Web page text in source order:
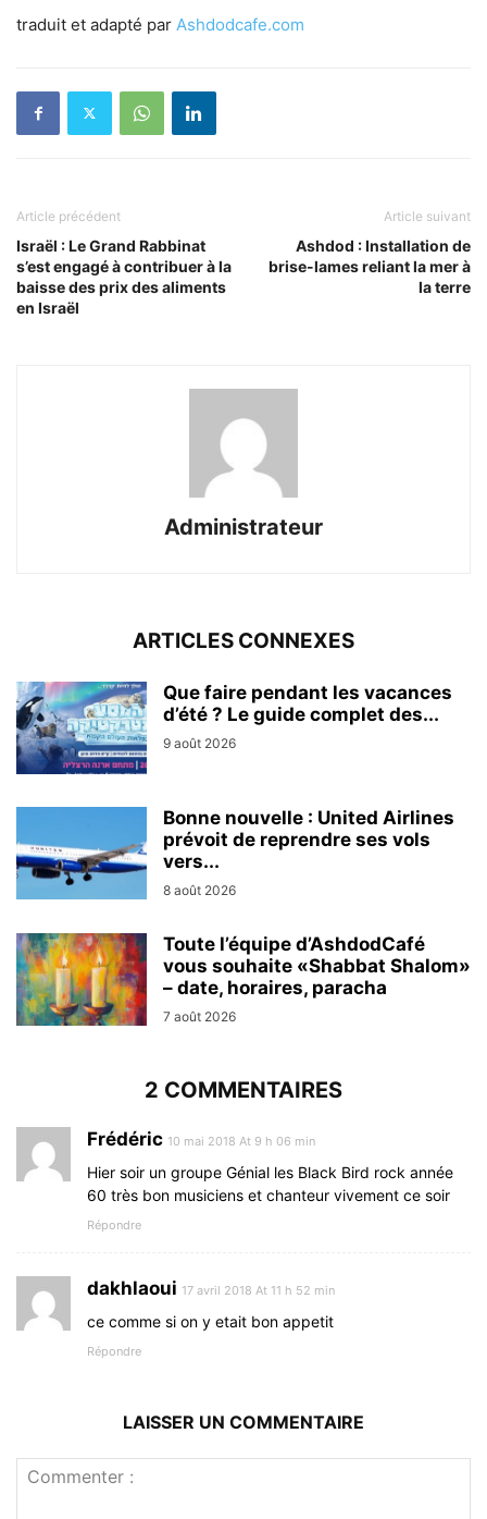
traduit et adapté par Ashdodcafe.com
Article précédent
Israël : Le Grand Rabbinat
s’est engagé à contribuer à la
baisse des prix des aliments
en Israël
Article suivant
Ashdod : Installation de
brise-lames reliant la mer à
la terre
Administrateur
ARTICLES CONNEXES
Que faire pendant les vacances
d’été ? Le guide complet des...
9 août 2026
Bonne nouvelle : United Airlines
prévoit de reprendre ses vols
vers...
8 août 2026
Toute l’équipe d’AshdodCafé
vous souhaite «Shabbat Shalom»
– date, horaires, paracha
7 août 2026
2 COMMENTAIRES
Frédéric 10 mai 2018 At 9 h 06 min
Hier soir un groupe Génial les Black Bird rock année
60 très bon musiciens et chanteur vivement ce soir
Répondre
dakhlaoui 17 avril 2018 At 11 h 52 min
ce comme si on y etait bon appetit
Répondre
LAISSER UN COMMENTAIRE